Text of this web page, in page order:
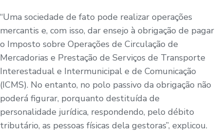
“Uma sociedade de fato pode realizar operações
mercantis e, com isso, dar ensejo à obrigação de pagar
o Imposto sobre Operações de Circulação de
Mercadorias e Prestação de Serviços de Transporte
Interestadual e Intermunicipal e de Comunicação
(ICMS). No entanto, no polo passivo da obrigação não
poderá figurar, porquanto destituída de
personalidade jurídica, respondendo, pelo débito
tributário, as pessoas físicas dela gestoras”, explicou.